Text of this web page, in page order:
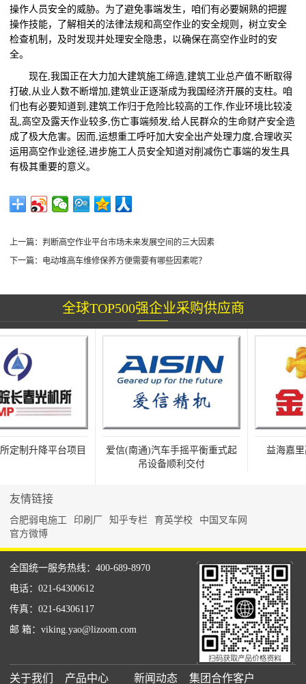
操作人员安全的威胁。为了避免事端发生，咱们有必要娴熟的把握
操作技能，了解相关的法律法规和高空作业的安全规则，树立安全
检查机制，及时发现并处理安全隐患，以确保在高空作业时的安
全。
现在,我国正在大力加大建筑施工缔造,建筑工业总产值不断取得
打破,从业人数不断增加,建筑业正逐渐成为我国经济开展的支柱。咱
们也有必要知道到,建筑工作归于危险比较高的工作,作业环境比较凌
乱,高空及露天作业较多,伤亡事端频发,给人民群众的生命财产安全造
成了极大危害。因而,运想重工呼吁加大安全出产处理力度,合理收买
运用高空作业途径,进步施工人员安全知道对削减伤亡事端的发生具
有极其重要的意义。
上一篇：判断高空作业平台市场未来发展空间的三大因素
下一篇： 电动堆高车维修保养方便需要有哪些因素呢？
全球TOP500强企业采购供应商
制升降平台项目
爱信(南通)汽车手摇平衡重式起
吊设备顺利交付
益海嘉里
友情链接
合肥弱电施工 印刷厂 知乎专栏 育英学校
中国叉车网
官方微博
全国统一服务热线：400-689-8970
电话：021-64300612
传真：021-64306117
邮 箱：viking.yao@lizoom.com
关于我们 产品中心 新闻动态 集团合作客户